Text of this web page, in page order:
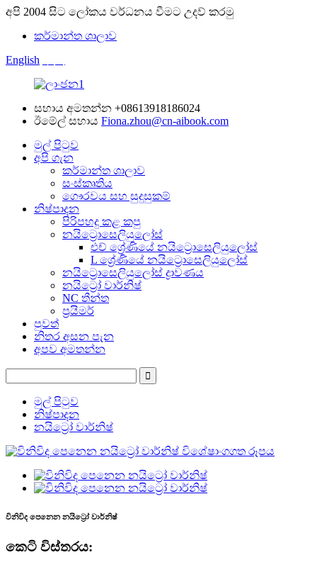
අපි 2004 සිට ලෝකය වර්ධනය වීමට උදව් කරමු
කර්මාන්ත ශාලාව
English
සහාය අමතන්න +08613918186024
ඊමේල් සහාය Fiona.zhou@cn-aibook.com
මුල් පිටුව
අපි ගැන
කර්මාන්ත ශාලාව
සංස්කෘතිය
ගෞරවය සහ සුදුසුකම්
නිෂ්පාදන
පිරිපහදු කළ කපු
නයිට්‍රොසෙලියුලෝස්
එච් ශ්‍රේණියේ නයිට්‍රොසෙලියුලෝස්
L ශ්‍රේණියේ නයිට්‍රොසෙලියුලෝස්
නයිට්‍රොසෙලියුලෝස් ද්‍රාවණය
නයිට්‍රෝ වාර්නිෂ්
NC තීන්ත
ප්‍රයිමර්
පුවත්
නිතර අසන පැන
අපව අමතන්න
මුල් පිටුව
නිෂ්පාදන
නයිට්‍රෝ වාර්නිෂ්
විනිවිද පෙනෙන නයිට්‍රෝ වාර්නිෂ්
කෙටි විස්තරය: